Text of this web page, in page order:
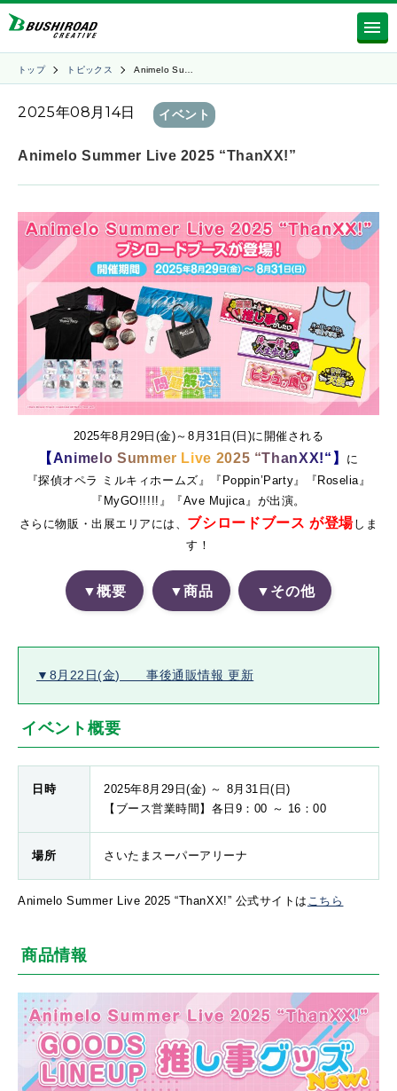
トップ トピックス Animelo Su…
2025年08月14日 イベント
Animelo Summer Live 2025 “ThanXX!”
2025年8月29日(金)～8月31日(日)に開催される
【Anime o Summer Live 2025 “T hanXX!“ 】
に
『探偵オペラ ミルキィホームズ』『Poppin’Party』『Roselia』
『MyGO!!!!!』『Ave Mujica』が出演。
さらに物販・出展エリアには、 ブシロードブース が登場しま
す！
▼概要 ▼商品 ▼その他
▼8月22日(金) 事後通販情報 更新
イベント概要
日時
2025年8月29日(金) ～ 8月31日(日)
【ブース営業時間】各日9：00 ～ 16：00
場所 さいたまスーパーアリーナ
Animelo Summer Live 2025 “ThanXX!” 公式サイトは こちら
商品情報